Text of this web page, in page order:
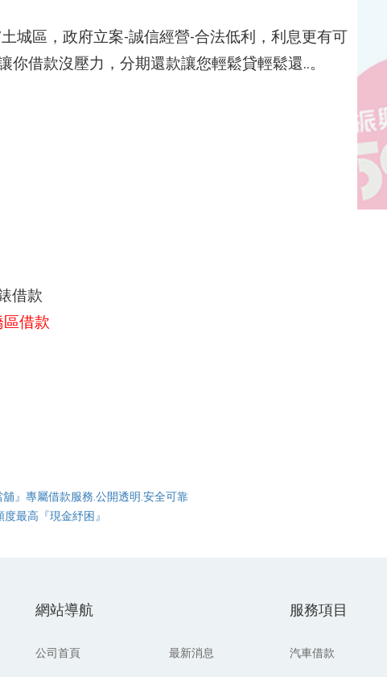
城區，政府立案-誠信經營-合法低利，利息更有可
你借款沒壓力，分期還款讓您輕鬆貸輕鬆還..。
借款
借款
』專屬借款服務.公開透明.安全可靠
最高『現金紓困』
網站導航
公司首頁 最新消息
服務項目
汽車借款